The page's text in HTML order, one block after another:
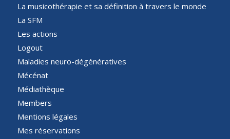
La musicothérapie et sa définition à travers le monde
La SFM
Les actions
Logout
Maladies neuro-dégénératives
Mécénat
Médiathèque
Members
Mentions légales
Mes réservations